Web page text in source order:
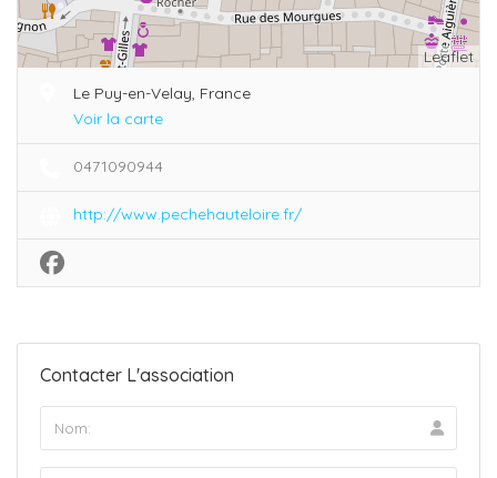
Leaflet
Le Puy-en-Velay, France
Voir la carte
0471090944
http://www.pechehauteloire.fr/
Contacter L'association